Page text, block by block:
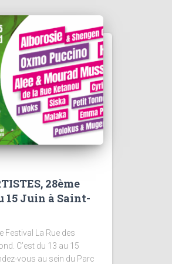
28ème
15 Juin à Saint-
Festival La Rue des
C’est du 13 au 15
vous au sein du Parc